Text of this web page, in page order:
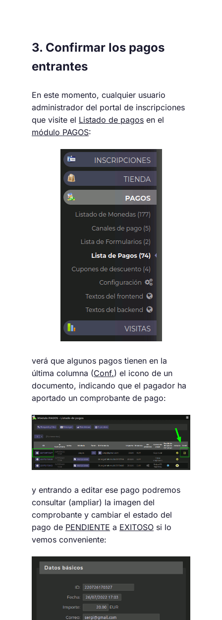
3. Confirmar los pagos
entrantes
En este momento, cualquier usuario
administrador del portal de inscripciones
que visite el Listado de pagos en el
módulo PAGOS:
verá que algunos pagos tienen en la
última columna (Conf.) el icono de un
documento, indicando que el pagador ha
aportado un comprobante de pago:
y entrando a editar ese pago podremos
consultar (ampliar) la imagen del
comprobante y cambiar el estado del
pago de PENDIENTE a EXITOSO si lo
vemos conveniente: